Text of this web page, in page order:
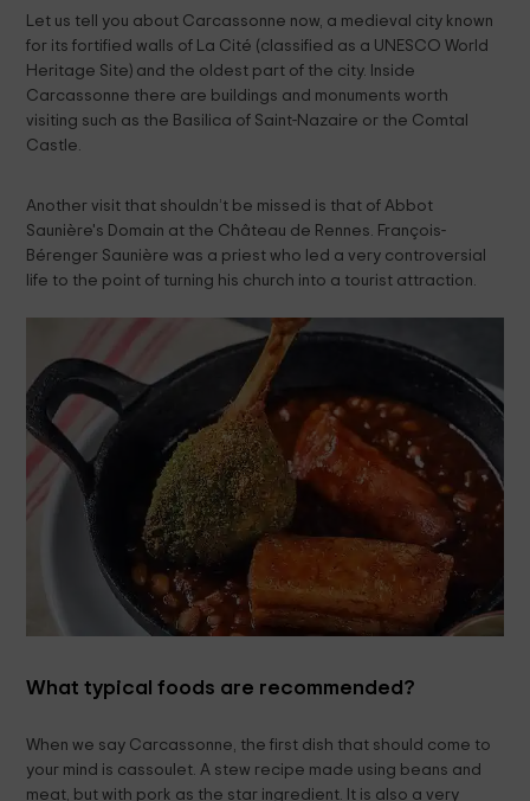
Let us tell you about Carcassonne now, a medieval city known
for its fortified walls of La Cité (classified as a UNESCO World
Heritage Site) and the oldest part of the city. Inside
Carcassonne there are buildings and monuments worth
visiting such as the Basilica of Saint-Nazaire or the Comtal
Castle.
Another visit that shouldn’t be missed is that of Abbot
Saunière's Domain at the Château de Rennes. François-
Bérenger Saunière was a priest who led a very controversial
life to the point of turning his church into a tourist attraction.
What typical foods are recommended?
When we say Carcassonne, the first dish that should come to
your mind is cassoulet. A stew recipe made using beans and
meat, but with pork as the star ingredient. It is also a very